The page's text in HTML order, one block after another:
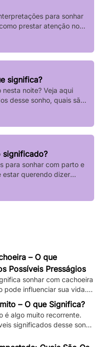
para sonhar
prestar atenção no
significa?
noite? Veja aqui
desse sonho, quais são
significado?
para sonhar com parto e
estar querendo dizer
– O que
Possíveis Presságios
sonhar com cachoeira
pode influenciar sua vida.
espirituais,
– O que Significa?
é algo muito recorrente.
significados desse sonho